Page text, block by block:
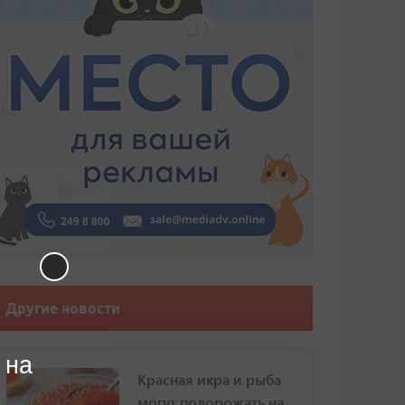
Другие новости
Красная икра и рыба